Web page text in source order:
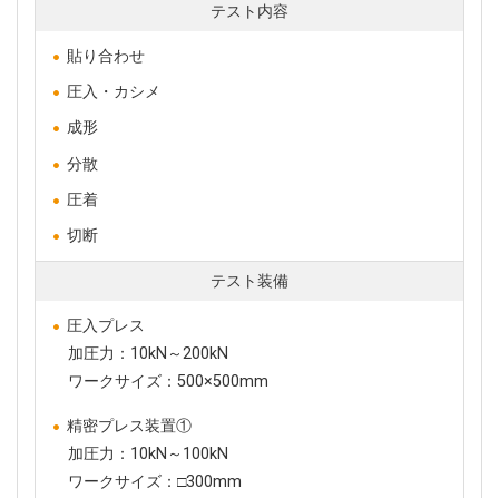
テスト内容
貼り合わせ
圧入・カシメ
成形
分散
圧着
切断
テスト装備
圧入プレス
加圧力：10kN～200kN
ワークサイズ：500×500mm
精密プレス装置①
加圧力：10kN～100kN
ワークサイズ：□300mm